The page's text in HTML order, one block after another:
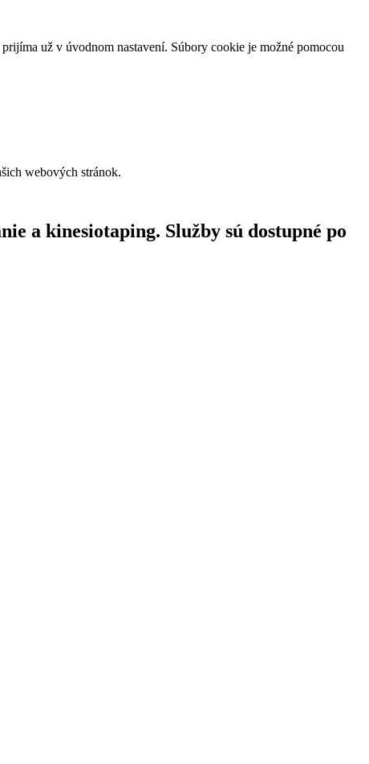
už v úvodnom nastavení. Súbory cookie je možné pomocou
webových stránok.
a kinesiotaping. Služby sú dostupné po